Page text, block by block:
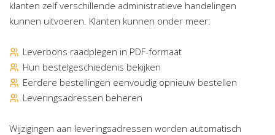
klanten zelf verschillende administratieve handelingen
kunnen uitvoeren. Klanten kunnen onder meer:
Leverbons raadplegen in PDF-formaat
Hun bestelgeschiedenis bekijken
Eerdere bestellingen eenvoudig opnieuw bestellen
Leveringsadressen beheren
Wijzigingen aan leveringsadressen worden automatisch